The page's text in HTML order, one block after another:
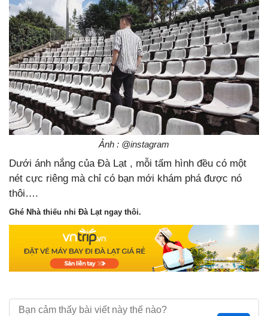
Ảnh : @instagram
Dưới ánh nắng của Đà Lạt , mỗi tấm hình đều có một
nét cực riêng mà chỉ có bạn mới khám phá được nó
thôi….
Ghé Nhà thiếu nhi Đà Lạt ngay thôi.